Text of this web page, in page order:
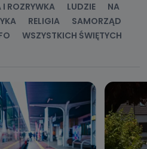
I ROZRYWKA LUDZIE
NA
RELIGIA
SAMORZĄD
WSZYSTKICH ŚWIĘTYCH